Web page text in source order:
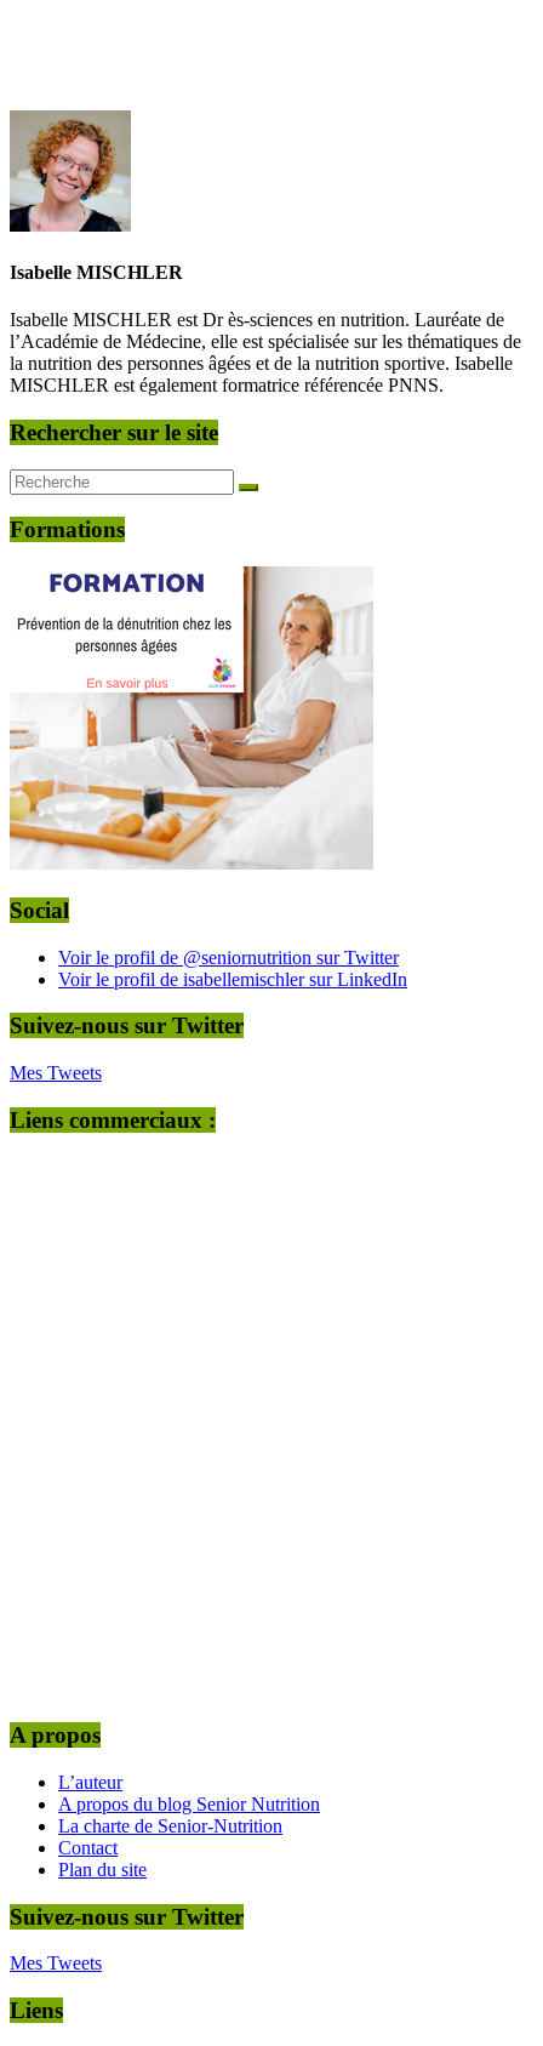
Isabelle MISCHLER
Isabelle MISCHLER est Dr ès-sciences en nutrition. Lauréate de
l’Académie de Médecine, elle est spécialisée sur les thématiques de
la nutrition des personnes âgées et de la nutrition sportive. Isabelle
MISCHLER est également formatrice référencée PNNS.
Rechercher sur le site
Formations
Social
Voir le profil de @seniornutrition sur Twitter
Voir le profil de isabellemischler sur LinkedIn
Suivez-nous sur Twitter
Mes Tweets
Liens commerciaux :
A propos
L’auteur
A propos du blog Senior Nutrition
La charte de Senior-Nutrition
Contact
Plan du site
Suivez-nous sur Twitter
Mes Tweets
Liens